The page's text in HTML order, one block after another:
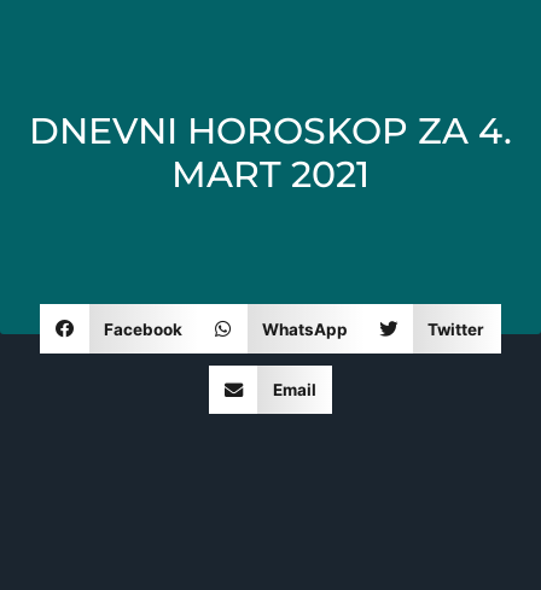
DNEVNI HOROSKOP ZA 4.
MART 2021
Facebook WhatsApp Twitter
Email